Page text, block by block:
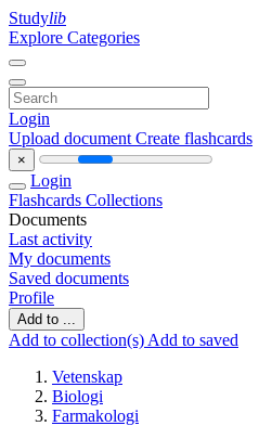
Studylib
Explore Categories
Login
Upload document Create flashcards
×
Login
Flashcards Collections
Documents
Last activity
My documents
Saved documents
Profile
Add to ...
Add to collection(s) Add to saved
Vetenskap
Biologi
Farmakologi